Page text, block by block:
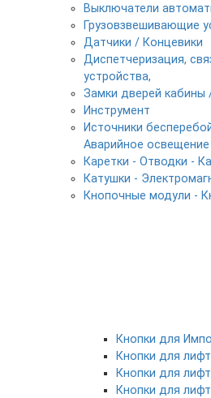
Выключатели
Грузовзвешивающие
Датчики / Концевики
Диспетчеризация,
устройства,
Замки дверей кабины
Инструмент
Источники
Аварийное освещение
Каретки - Отводки -
Катушки -
Кнопочные модули -
Кнопки для
Кнопки для
Кнопки для
Кнопки для